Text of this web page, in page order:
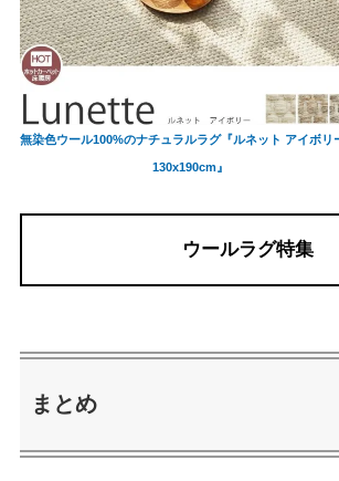
無染色ウール100%のナチュラルラグ『ルネット アイボリ
130x190cm』
ウールラグ特集
まとめ